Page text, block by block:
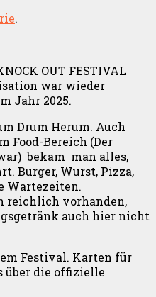
.
OUT FESTIVAL
war wieder
Jahr 2025.
Drum Herum. Auch
Food-Bereich (Der
bekam man alles,
Burger, Wurst, Pizza,
Wartezeiten.
reichlich vorhanden,
auch hier nicht
Festival. Karten für
über die offizielle